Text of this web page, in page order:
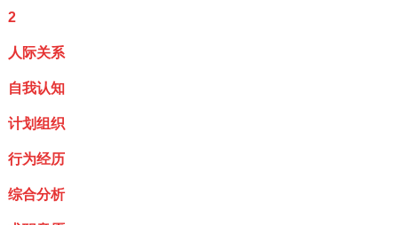
2
人际关系
自我认知
计划组织
行为经历
综合分析